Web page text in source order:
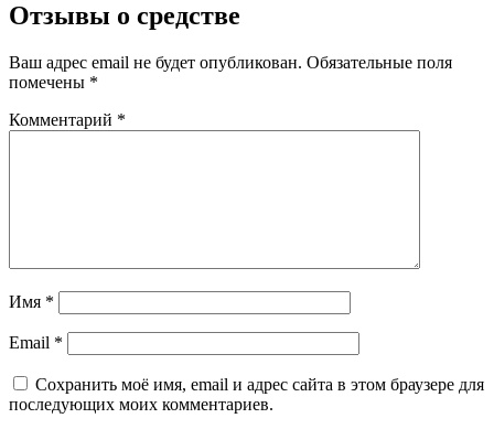
Отзывы о средстве
Ваш адрес email не будет опубликован. Обязательные поля
помечены *
Комментарий *
Имя *
Email *
Сохранить моё имя, email и адрес сайта в этом браузере для
последующих моих комментариев.